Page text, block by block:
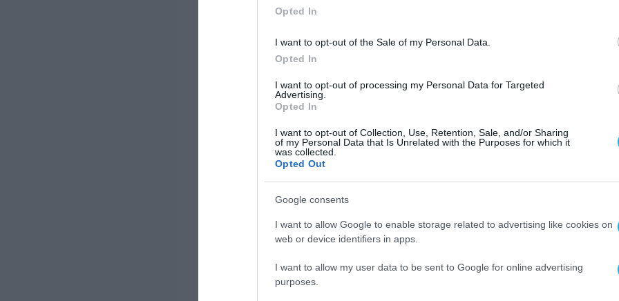
Opted In
I want to opt-out of the Sale of my Personal Data.
Opted In
I want to opt-out of processing my Personal Data for Targeted
Advertising.
Opted In
I want to opt-out of Collection, Use, Retention, Sale, and/or Sharing
of my Personal Data that Is Unrelated with the Purposes for which it
was collected.
Opted Out
Google consents
I want to allow Google to enable storage related to advertising like cookies on
web or device identifiers in apps.
I want to allow my user data to be sent to Google for online advertising
purposes.